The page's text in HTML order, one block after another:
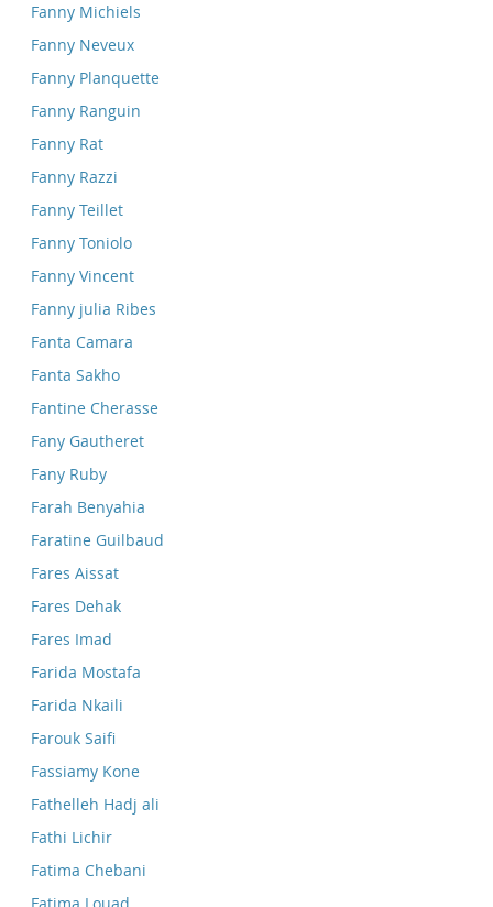
Fanny Michiels
Fanny Neveux
Fanny Planquette
Fanny Ranguin
Fanny Rat
Fanny Razzi
Fanny Teillet
Fanny Toniolo
Fanny Vincent
Fanny julia Ribes
Fanta Camara
Fanta Sakho
Fantine Cherasse
Fany Gautheret
Fany Ruby
Farah Benyahia
Faratine Guilbaud
Fares Aissat
Fares Dehak
Fares Imad
Farida Mostafa
Farida Nkaili
Farouk Saifi
Fassiamy Kone
Fathelleh Hadj ali
Fathi Lichir
Fatima Chebani